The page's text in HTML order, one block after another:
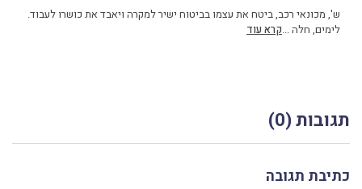
ש', מכונאי רכב, ביטח את עצמו בביטוח ישיר למקרה ויאבד את כושרו לעבוד.
לימים, חלה ...קרא עוד
תגובות (0)
כתיבת תגובה